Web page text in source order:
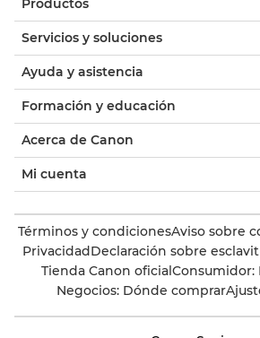
Servicios y soluciones
Ayuda y asistencia
Formación y educación
Acerca de Canon
Mi cuenta
Términos y condicionesAviso sobre
PrivacidadDeclaración sobre
Tienda Canon oficialConsumidor:
Negocios: Dónde comprar